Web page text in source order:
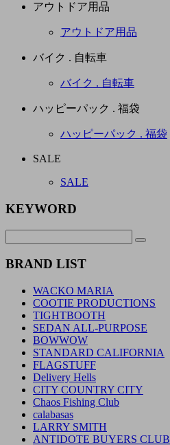
アウトドア用品
アウトドア用品
バイク . 自転車
バイク . 自転車
ハッピーパック . 福袋
ハッピーパック . 福袋
SALE
SALE
KEYWORD
BRAND LIST
WACKO MARIA
COOTIE PRODUCTIONS
TIGHTBOOTH
SEDAN ALL-PURPOSE
BOWWOW
STANDARD CALIFORNIA
FLAGSTUFF
Delivery Hells
CITY COUNTRY CITY
Chaos Fishing Club
calabasas
LARRY SMITH
ANTIDOTE BUYERS CLUB